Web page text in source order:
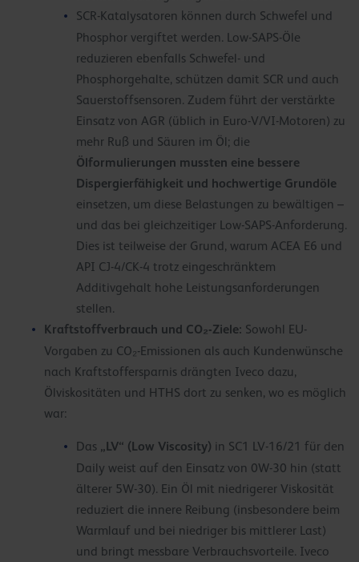
SCR-Katalysatoren können durch Schwefel und
Phosphor vergiftet werden. Low-SAPS-Öle
reduzieren ebenfalls Schwefel- und
Phosphorgehalte, schützen damit SCR und auch
Sauerstoffsensoren. Zudem führt der verstärkte
Einsatz von AGR (üblich in Euro-V/VI-Motoren) zu
mehr Ruß und Säuren im Öl; die
Ölformulierungen mussten eine bessere
Dispergierfähigkeit und hochwertige Grundöle
einsetzen, um diese Belastungen zu bewältigen –
und das bei gleichzeitiger Low-SAPS-Anforderung.
Dies ist teilweise der Grund, warum ACEA E6 und
API CJ-4/CK-4 trotz eingeschränktem
Additivgehalt hohe Leistungsanforderungen
stellen.
Kraftstoffverbrauch und CO₂-Ziele: Sowohl EU-
Vorgaben zu CO₂-Emissionen als auch Kundenwünsche
nach Kraftstoffersparnis drängten Iveco dazu,
Ölviskositäten und HTHS dort zu senken, wo es möglich
war:
Das „LV“ (Low Viscosity) in SC1 LV-16/21 für den
Daily weist auf den Einsatz von 0W-30 hin (statt
älterer 5W-30). Ein Öl mit niedrigerer Viskosität
reduziert die innere Reibung (insbesondere beim
Warmlauf und bei niedriger bis mittlerer Last)
und bringt messbare Verbrauchsvorteile. Iveco